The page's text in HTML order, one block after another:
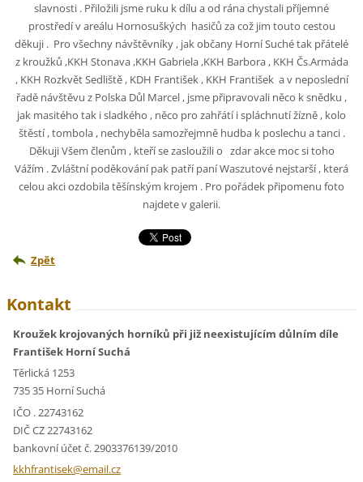
slavnosti . Přiložili jsme ruku k dílu a od rána chystali příjemné
prostředí v areálu Hornosuškých hasičů za což jim touto cestou
děkuji . Pro všechny návštěvníky , jak občany Horní Suché tak přátelé
z kroužků ,KKH Stonava ,KKH Gabriela ,KKH Barbora , KKH Čs.Armáda
, KKH Rozkvět Sedliště , KDH František , KKH František a v neposlední
řadě návštěvu z Polska Důl Marcel , jsme připravovali něco k snědku ,
jak masitého tak i sladkého , něco pro zahřátí i spláchnutí žízně , kolo
štěstí , tombola , nechyběla samozřejmně hudba k poslechu a tanci .
Děkuji Všem členům , kteří se zasloužili o zdar akce moc si toho
Vážím . Zvláštní poděkování pak patří paní Waszutové nejstarší , která
celou akci ozdobila těšínským krojem . Pro pořádek připomenu foto
najdete v galerii.
Zpět
Kontakt
Kroužek krojovaných horníků při již neexistujícím důlním díle
František Horní Suchá
Těrlická 1253
735 35 Horní Suchá
IČO . 22743162
DIČ CZ 22743162
bankovní účet č. 2903376139/2010
kkhfrantisek@email.cz